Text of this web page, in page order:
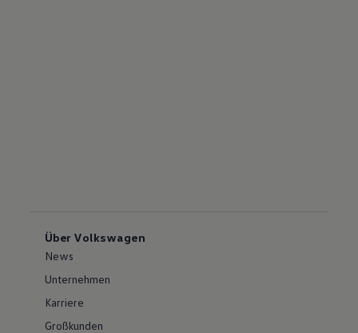
Über Volkswagen
News
Unternehmen
Karriere
Großkunden